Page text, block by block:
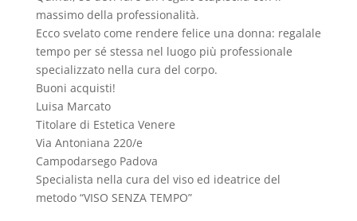
massimo della professionalità.
Ecco svelato come rendere felice una donna: regalale
tempo per sé stessa nel luogo più professionale
specializzato nella cura del corpo.
Buoni acquisti!
Luisa Marcato
Titolare di Estetica Venere
Via Antoniana 220/e
Campodarsego Padova
Specialista nella cura del viso ed ideatrice del
metodo “VISO SENZA TEMPO”